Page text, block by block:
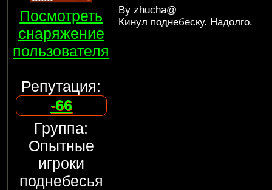
Посмотреть
снаряжение
пользователя
Репутация:
-66
Группа:
Опытные
игроки
поднебесья
By zhucha@
Кинул поднебеску. Надолго.